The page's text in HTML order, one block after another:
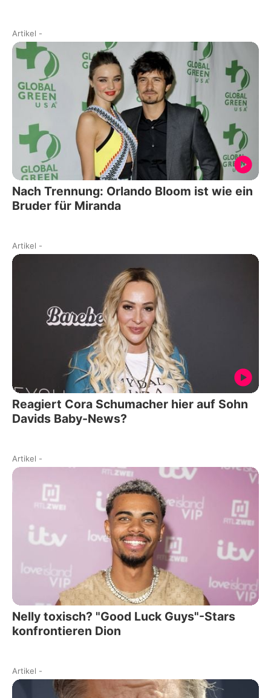
Artikel -
Nach Trennung: Orlando Bloom ist wie ein
Bruder für Miranda
Artikel -
Reagiert Cora Schumacher hier auf Sohn
Davids Baby-News?
Artikel -
Nelly toxisch? "Good Luck Guys"-Stars
konfrontieren Dion
Artikel -